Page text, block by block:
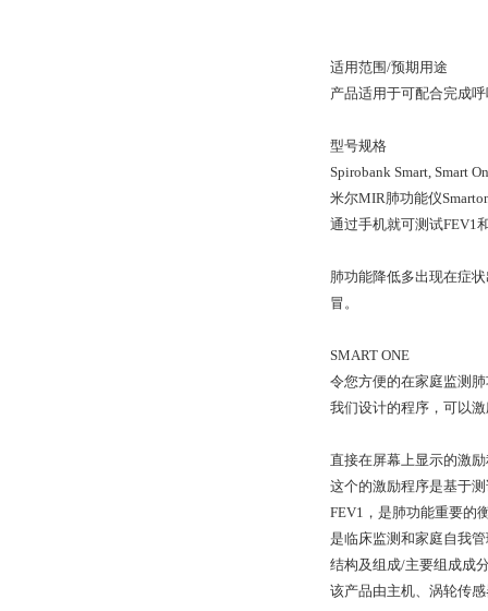
适用范围/预期用途
产品适用于可配合完成
型号规格
Spirobank Smart, Smart
米尔MIR肺功能仪
通过手机就可测试FEV1
肺功能降低多出现在症
冒。
SMART ONE
令您方便的在家庭监测
我们设计的程序，可以
直接在屏幕上显示的激
这个的激励程序是基于
FEV1，是肺功能重要的
是临床监测和家庭自我
结构及组成/主要组成成
该产品由主机、涡轮传